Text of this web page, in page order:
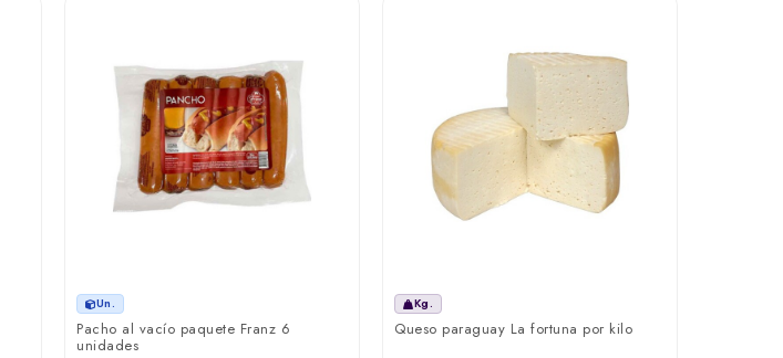
Un.
Pacho al vacío paquete Franz 6
unidades
Kg.
Queso paraguay La fortuna por kilo